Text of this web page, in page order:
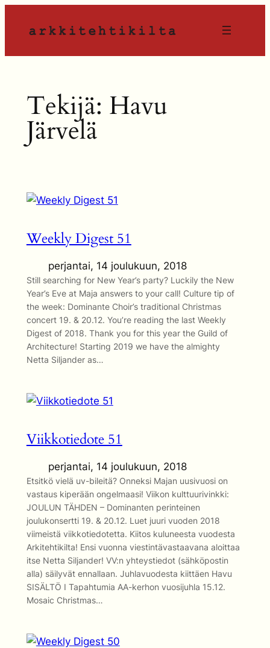
sisältöön
Tekijä: Havu
Järvelä
Weekly Digest 51
perjantai, 14 joulukuun, 2018
Still searching for New Year’s party? Luckily the New
Year’s Eve at Maja answers to your call! Culture tip of
the week: Dominante Choir’s traditional Christmas
concert 19. & 20.12. You’re reading the last Weekly
Digest of 2018. Thank you for this year the Guild of
Architecture! Starting 2019 we have the almighty
Netta Siljander as…
Viikkotiedote 51
perjantai, 14 joulukuun, 2018
Etsitkö vielä uv-bileitä? Onneksi Majan uusivuosi on
vastaus kiperään ongelmaasi! Viikon kulttuurivinkki:
JOULUN TÄHDEN – Dominanten perinteinen
joulukonsertti 19. & 20.12. Luet juuri vuoden 2018
viimeistä viikkotiedotetta. Kiitos kuluneesta vuodesta
Arkitehtikilta! Ensi vuonna viestintävastaavana aloittaa
itse Netta Siljander! VV:n yhteystiedot (sähköpostin
alla) säilyvät ennallaan. Juhlavuodesta kiittäen Havu
SISÄLTÖ I Tapahtumia AA-kerhon vuosijuhla 15.12.
Mosaic Christmas…